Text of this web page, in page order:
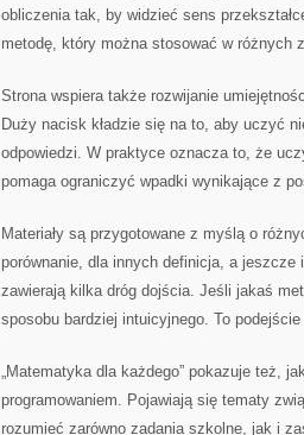
obliczenia tak, by widzieć sens
metodę, który można stosować w różnych
Strona wspiera także rozwijanie
Duży nacisk kładzie się na to, aby uczyć
odpowiedzi. W praktyce oznacza to, że
pomaga ograniczyć wpadki wynikające z
Materiały są przygotowane z myślą o
porównanie, dla innych definicja, a
zawierają kilka dróg dojścia. Jeśli jakaś
sposobu bardziej intuicyjnego. To
„Matematyka dla każdego” pokazuje też,
programowaniem. Pojawiają się tematy
rozumieć zarówno zadania szkolne, jak i